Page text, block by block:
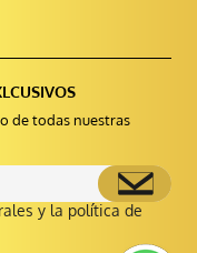
de todas nuestras
y la política de